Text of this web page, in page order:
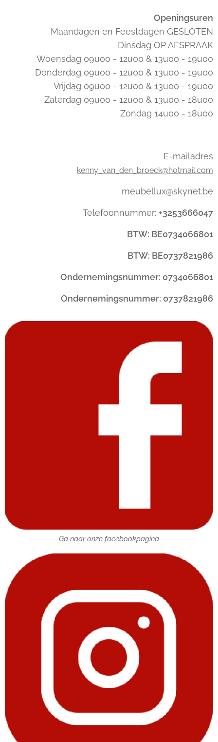
Openingsuren
Maandagen en Feestdagen GESLOTEN
Dinsdag OP AFSPRAAK
Woensdag 09u00 - 12u00 & 13u00 - 19u00
Donderdag 09u00 - 12u00 & 13u00 - 19u00
Vrijdag 09u00 - 12u00 & 13u00 - 19u00
Zaterdag 09u00 - 12u00 & 13u00 - 18u00
Zondag 14u00 - 18u00
E-mailadres
kenny_van_den_broeck@hotmail.com
meubellux@skynet.be
Telefoonnummer: +3253666047
BTW: BE0734066801
BTW: BE0737821986
Ondernemingsnummer: 0734066801
Ondernemingsnummer: 0737821986
Ga naar onze facebookpagina